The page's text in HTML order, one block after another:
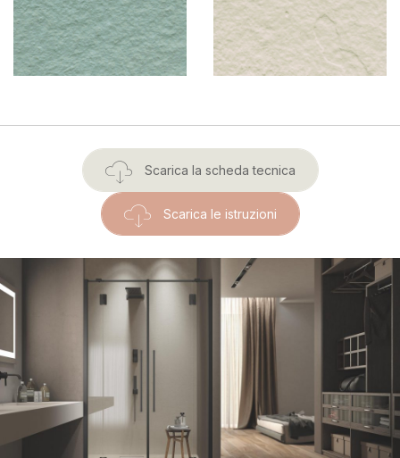
Scarica la scheda tecnica
Scarica le istruzioni